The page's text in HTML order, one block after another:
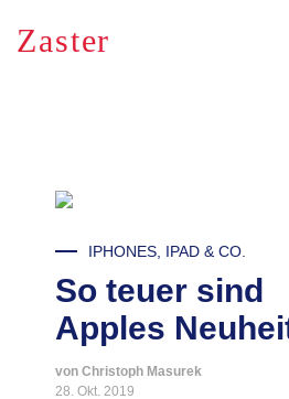
Zaster
IPHONES, IPAD & CO.
So teuer sind
Apples
von Christoph Masurek
28. Okt. 2019